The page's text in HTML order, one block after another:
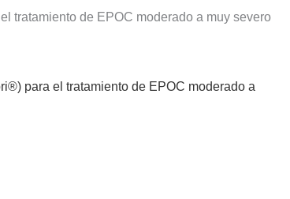
tratamiento de EPOC moderado a muy severo
para el tratamiento de EPOC moderado a